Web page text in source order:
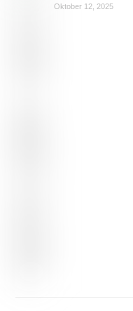
Oktober 12, 2025